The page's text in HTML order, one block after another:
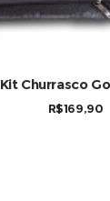
Kit Churrasco
R$169,90